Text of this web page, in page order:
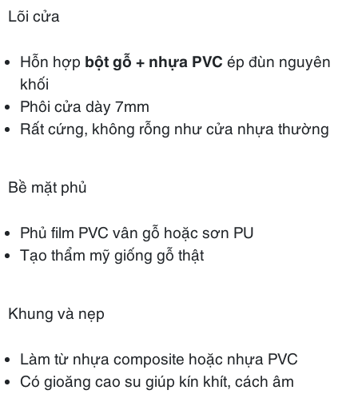
Lõi cửa
Hỗn hợp bột gỗ + nhựa PVC ép đùn nguyên
khối
Phôi cửa dày 7mm
Rất cứng, không rỗng như cửa nhựa thường
Bề mặt phủ
Phủ film PVC vân gỗ hoặc sơn PU
Tạo thẩm mỹ giống gỗ thật
Khung và nẹp
Làm từ nhựa composite hoặc nhựa PVC
Có gioăng cao su giúp kín khít, cách âm